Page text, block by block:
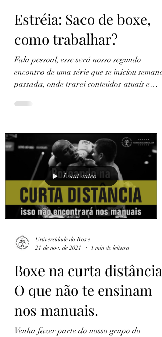
Estréia: Saco de boxe,
como trabalhar?
Fala pessoal, esse será nosso segundo
encontro de uma série que se iniciou semana
passada, onde trarei conteúdos atuais e
Load video
Universidade do Boxe
21 de nov. de 2021
1 min de leitura
Boxe na curta distância.
O que não te ensinam
nos manuais.
Venha fazer parte do nosso grupo do